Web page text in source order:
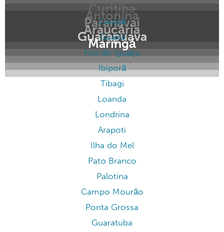
Curitiba
Antonina
Paranavaí
Araucária
Guarapuava
Maringá
Caiobá
Guaíra
Foz do Iguaçu
Ibiporã
Tibagi
Loanda
Londrina
Arapoti
Ilha do Mel
Pato Branco
Palotina
Campo Mourão
Ponta Grossa
Guaratuba